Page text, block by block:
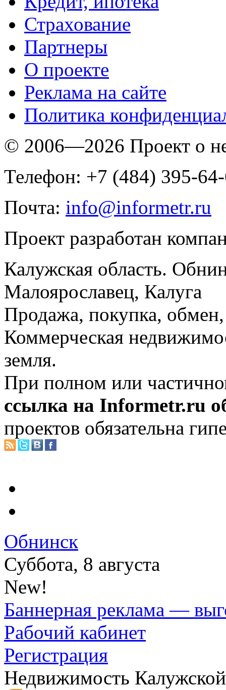
Страхование
Партнеры
O проекте
Реклама на сайте
Политика
© 2006—2026 Проект о
Телефон: +7 (484) 395-
Почта: info@informetr.ru
Проект разработан
Калужская область.
Малоярославец, Калуга
Продажа, покупка, обмен,
Коммерческая
земля.
При полном или
ссылка на Informetr.ru
проектов обязательна
Обнинск
Суббота, 8 августа
New!
Баннерная реклама —
Рабочий кабинет
Регистрация
Недвижимость